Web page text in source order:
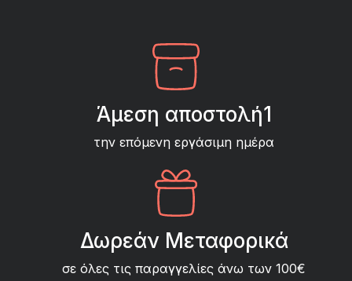
Άμεση αποστολή1
την επόμενη εργάσιμη ημέρα
Δωρεάν Μεταφορικά
σε όλες τις παραγγελίες άνω των 100€